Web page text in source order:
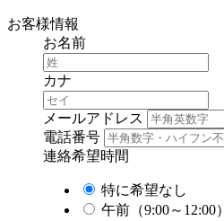
お客様情報
お名前
カナ
メールアドレス
電話番号
連絡希望時間
特に希望なし
午前（9:00～12:00）